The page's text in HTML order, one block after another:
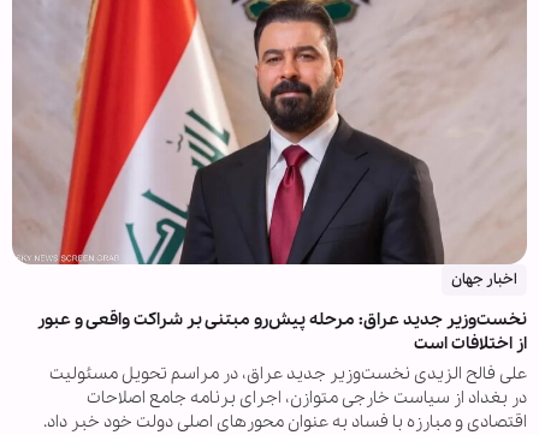
اخبار جهان
نخست‌وزیر جدید عراق: مرحله پیش‌رو مبتنی بر شراکت واقعی و عبور
از اختلافات است
علی فالح الزیدی نخست‌وزیر جدید عراق، در مراسم تحویل مسئولیت
در بغداد از سیاست خارجی متوازن، اجرای برنامه جامع اصلاحات
اقتصادی و مبارزه با فساد به عنوان محورهای اصلی دولت خود خبر داد.